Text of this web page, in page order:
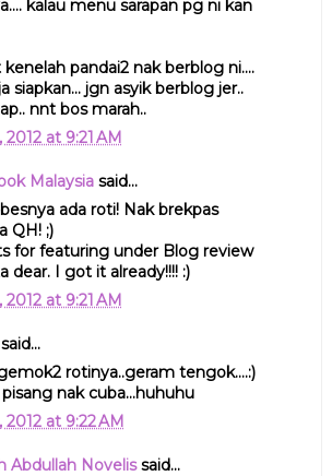
kalau menu sarapan pg ni kan
pandai2 nak berblog ni....
siapkan... jgn asyik berblog jer..
nnt bos marah..
2012 at 9:21 AM
Malaysiasaid...
ada roti! Nak brekpas
QH! ;)
for featuring under Blog review
dear. I got it already!!!! :)
2012 at 9:21 AM
rotinya..geram tengok....:)
nak cuba...huhuhu
2012 at 9:22 AM
Abdullah Novelissaid...